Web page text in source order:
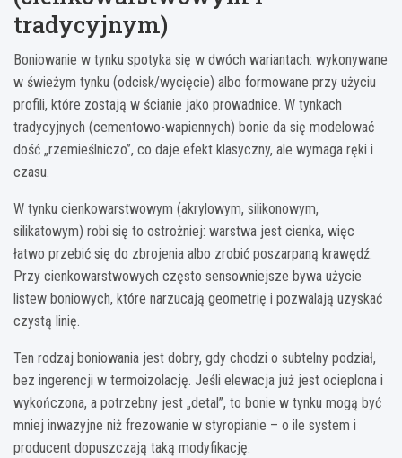
tradycyjnym)
Boniowanie w tynku spotyka się w dwóch wariantach: wykonywane
w świeżym tynku (odcisk/wycięcie) albo formowane przy użyciu
profili, które zostają w ścianie jako prowadnice. W tynkach
tradycyjnych (cementowo-wapiennych) bonie da się modelować
dość „rzemieślniczo”, co daje efekt klasyczny, ale wymaga ręki i
czasu.
W tynku cienkowarstwowym (akrylowym, silikonowym,
silikatowym) robi się to ostrożniej: warstwa jest cienka, więc
łatwo przebić się do zbrojenia albo zrobić poszarpaną krawędź.
Przy cienkowarstwowych często sensowniejsze bywa użycie
listew boniowych, które narzucają geometrię i pozwalają uzyskać
czystą linię.
Ten rodzaj boniowania jest dobry, gdy chodzi o subtelny podział,
bez ingerencji w termoizolację. Jeśli elewacja już jest ocieplona i
wykończona, a potrzebny jest „detal”, to bonie w tynku mogą być
mniej inwazyjne niż frezowanie w styropianie – o ile system i
producent dopuszczają taką modyfikację.